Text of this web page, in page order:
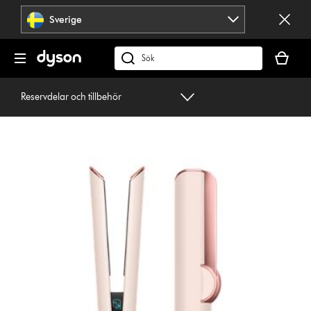
Hoppa
navigering
Sverige
Sök
på
dyson.se
är
tom
Reservdelar och tillbehör